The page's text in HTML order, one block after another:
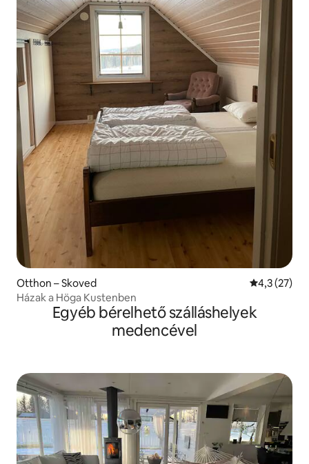
Otthon – Skoved Átlagos
4,3 (27)
Házak a Höga Kustenben
Egyéb bérelhető szálláshelyek
medencével